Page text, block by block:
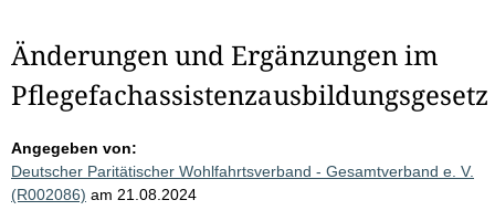
Änderungen und Ergänzungen im
Pflegefachassistenzausbildungsgesetz
Angegeben von:
Deutscher Paritätischer Wohlfahrtsverband - Gesamtverband e. V.
(R002086) am 21.08.2024